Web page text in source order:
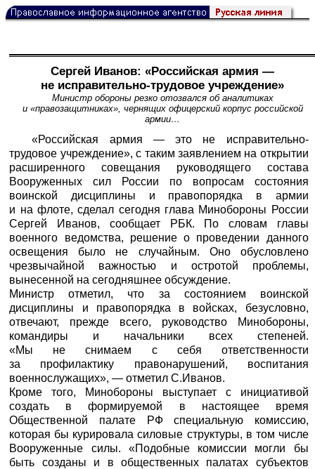
Сергей Иванов: «Российская армия —
не исправительно-трудовое учреждение»
Министр обороны резко отозвался об аналитиках
и «правозащитниках», чернящих офицерский корпус российской
армии…
«Российская армия — это не исправительно-
трудовое учреждение», с таким заявлением на открытии
расширенного совещания руководящего состава
Вооруженных сил России по вопросам состояния
воинской дисциплины и правопорядка в армии
и на флоте, сделал сегодня глава Минобороны России
Сергей Иванов, сообщает
РБК. По словам главы
военного ведомства, решение о проведении данного
освещения было не случайным. Оно обусловлено
чрезвычайной важностью и остротой проблемы,
вынесенной на сегодняшнее обсуждение.
Министр отметил, что за состоянием воинской
дисциплины и правопорядка в войсках, безусловно,
отвечают, прежде всего, руководство Минобороны,
командиры и начальники всех степеней.
«Мы не снимаем с себя ответственности
за профилактику правонарушений, воспитания
военнослужащих», — отметил С.Иванов.
Кроме того, Минобороны выступает с инициативой
создать в формируемой в настоящее время
Общественной палате РФ специальную комиссию,
которая бы курировала силовые структуры, в том числе
Вооруженные силы. «Подобные комиссии могли бы
быть созданы и в общественных палатах субъектов